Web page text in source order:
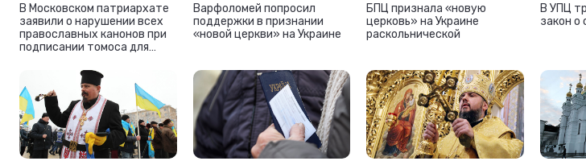
В Московском патриархате
заявили о нарушении всех
православных канонов при
подписании томоса для
Варфоломей попросил
поддержки в признании
«новой церкви» на Украине
БПЦ признала «новую
церковь» на Украине
раскольнической
В УПЦ
закон о